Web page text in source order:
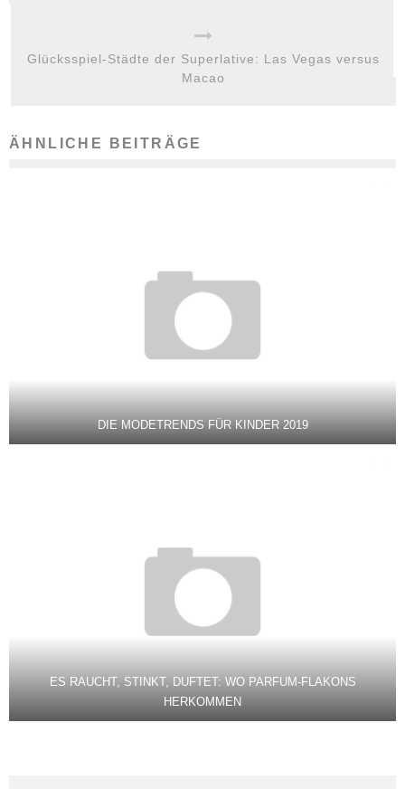
Glücksspiel-Städte der Superlative: Las Vegas versus
Macao
ÄHNLICHE BEITRÄGE
DIE MODETRENDS FÜR KINDER 2019
ES RAUCHT, STINKT, DUFTET: WO PARFUM-FLAKONS
HERKOMMEN